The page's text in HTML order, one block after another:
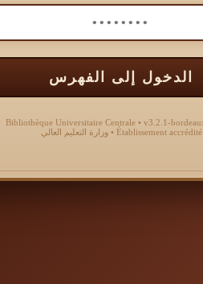
الدخول إلى الفهرس
Établissement accrédité • وزارة التعليم العالي